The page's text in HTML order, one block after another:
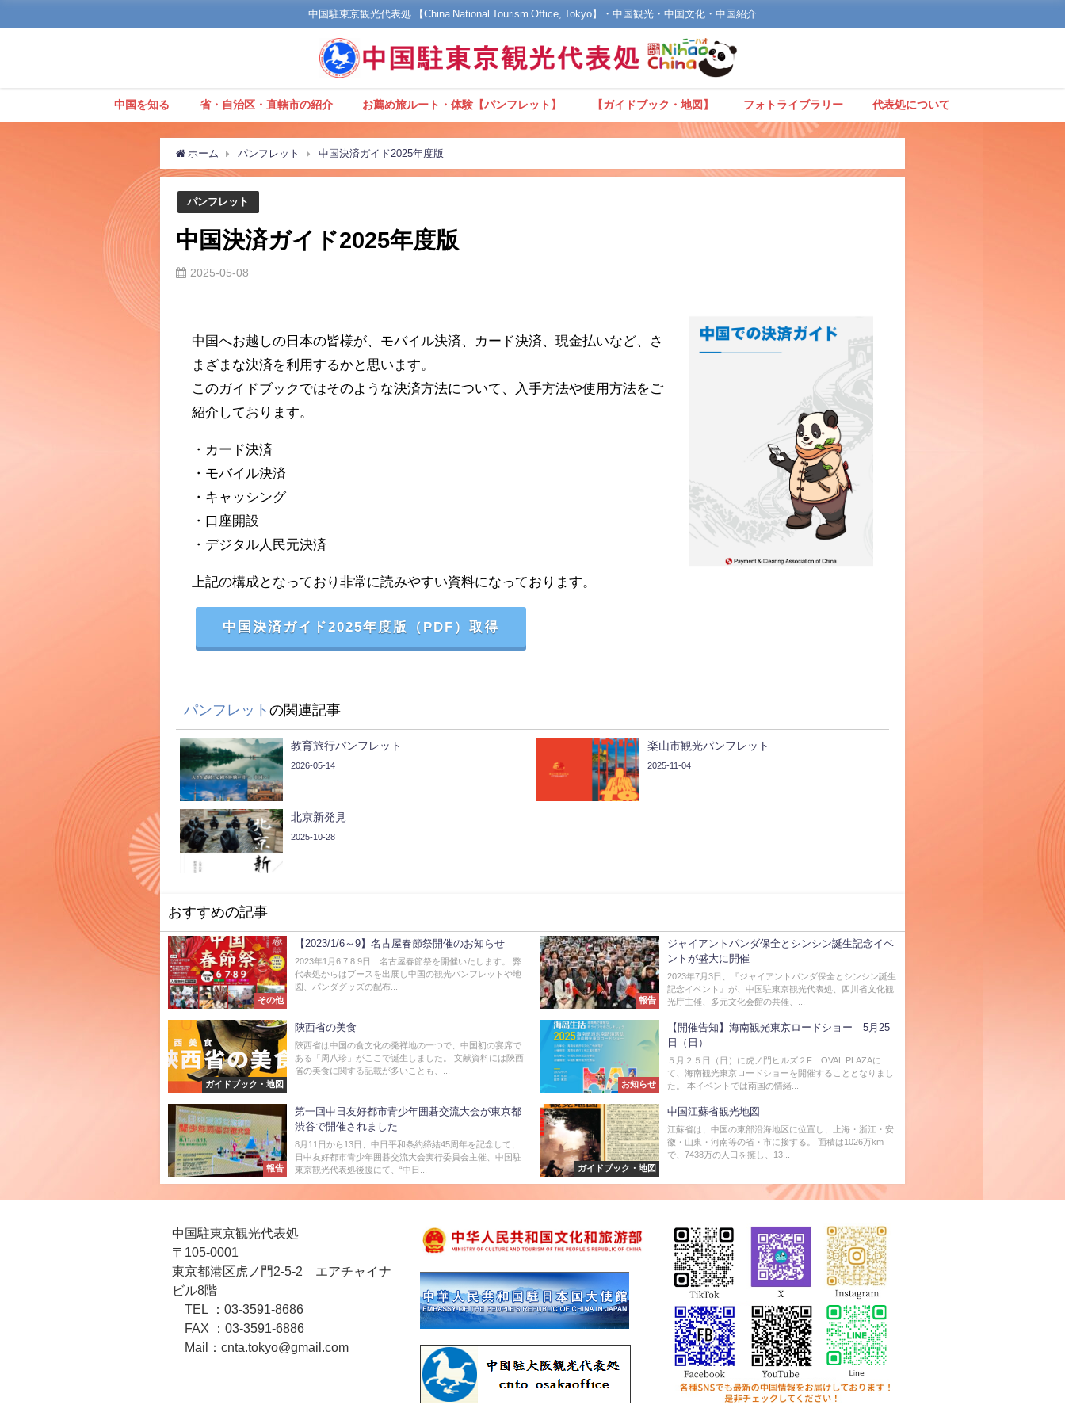
中国駐東京観光代表処 【China National Tourism Office, Tokyo】・中国観光・中国文化・中国紹介
中国を知る 省・自治区・直轄市の紹介 お薦め旅ルート・体験【パンフレット】 【ガイドブック・地図】 フォトライブラリー 代表処について
ホーム パンフレット 中国決済ガイド2025年度版
パンフレット
中国決済ガイド2025年度版
2025-05-08
中国へお越しの日本の皆様が、モバイル決済、カード決済、現金払いなど、さ
まざまな決済を利用するかと思います。
このガイドブックではそのような決済方法について、入手方法や使用方法をご
紹介しております。
・カード決済
・モバイル決済
・キャッシング
・口座開設
・デジタル人民元決済
上記の構成となっており非常に読みやすい資料になっております。
中国決済ガイド2025年度版（PDF）取得
パンフレット の関連記事
教育旅行パンフレット
2026-05-14
楽山市観光パンフレット
2025-11-04
北京新発見
2025-10-28
おすすめの記事
その他
【2023/1/6～9】名古屋春節祭開催のお知らせ
2023年1月6.7.8.9日 名古屋春節祭を開催いたします。 弊
代表処からはブースを出展し中国の観光パンフレットや地
図、パンダグッズの配布...
報告
ジャイアントパンダ保全とシンシン誕生記念イベ
ントが盛大に開催
2023年7月3日、『ジャイアントパンダ保全とシンシン誕生
記念イベント』が、中国駐東京観光代表処、四川省文化観
光庁主催、多元文化会館の共催、...
ガイドブック・地図
陝西省の美食
陝西省は中国の食文化の発祥地の一つで、中国初の宴席で
ある「周八珍」がここで誕生しました。 文献資料には陝西
省の美食に関する記載が多いことも、...
お知らせ
【開催告知】海南観光東京ロードショー 5月25
日（日）
５月２５日（日）に虎ノ門ヒルズ２F OVAL PLAZAに
て、海南観光東京ロードショーを開催することとなりまし
た。 本イベントでは南国の情緒...
報告
第一回中日友好都市青少年囲碁交流大会が東京都
渋谷で開催されました
8月11日から13日、中日平和条約締結45周年を記念して、
日中友好都市青少年囲碁交流大会実行委員会主催、中国駐
東京観光代表処後援にて、“中日...
ガイドブック・地図
中国江蘇省観光地図
江蘇省は、中国の東部沿海地区に位置し、上海・浙江・安
徽・山東・河南等の省・市に接する。 面積は1026万km
で、7438万の人口を擁し、13...
中国駐東京観光代表処
〒105-0001
東京都港区虎ノ門2-5-2 エアチャイナ
ビル8階
TEL ：03-3591-8686
FAX ：03-3591-6886
Mail：cnta.tokyo@gmail.com